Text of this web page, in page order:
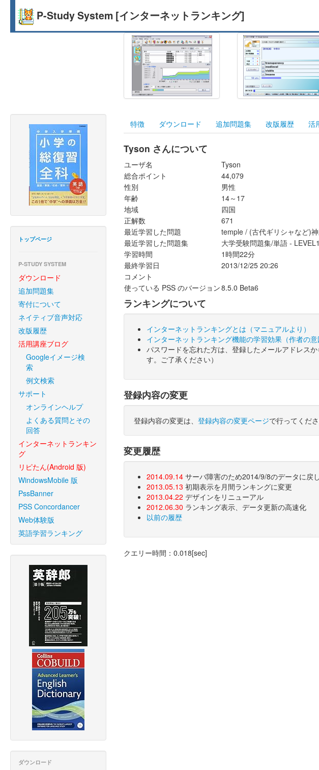
P-Study System [インターネットランキング]
トップページ
P-STUDY SYSTEM
ダウンロード
追加問題集
寄付について
ネイティブ音声対応
改版履歴
活用講座ブログ
Googleイメージ検
索
例文検索
サポート
オンラインヘルプ
よくある質問とその
回答
インターネットランキン
グ
リピたん(Android 版)
WindowsMobile 版
PssBanner
PSS Concordancer
Web体験版
英語学習ランキング
ダウンロード
特徴 ダウンロード 追加問題集 改版履歴 活
Tyson さんについて
ユーザ名
Tyson
総合ポイント
44,079
性別
男性
年齢
14～17
地域
四国
正解数
671
最近学習した問題
temple / (古代ギリシャなど)
最近学習した問題集
大学受験問題集/単語 -
学習時間
1時間22分
最終学習日
2013/12/25 20:26
コメント
使っている PSS のバージョン8.5.0 Beta6
ランキングについて
インターネットランキングとは（マニュアルより）
インターネットランキング機能の学習効果（作者の意
パスワードを忘れた方は、登録したメールアドレスか
す。ご了承ください）
登録内容の変更
登録内容の変更は、 登録内容の変更ページで行ってくださ
変更履歴
2014.09.14サーバ障害のため2014/9/8のデータに戻
2013.05.13 初期表示を月間ランキングに変更
2013.04.22 デザインをリニューアル
2012.06.30 ランキング表示、データ更新の高速化
以前の履歴
クエリー時間：0.018[sec]